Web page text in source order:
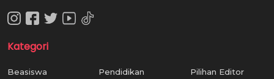
Kategori
Beasiswa
Pendidikan
Pilihan Editor